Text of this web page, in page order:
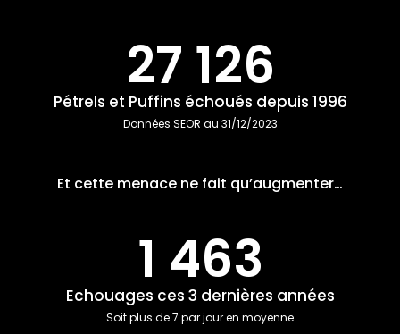
Pétrels et Puffins échoués depuis 1996
39 782
Données SEOR au 31/12/2023
Et cette menace ne fait qu’augmenter…
Echouages ces 3 dernières années
3 441
Soit plus de 7 par jour en moyenne